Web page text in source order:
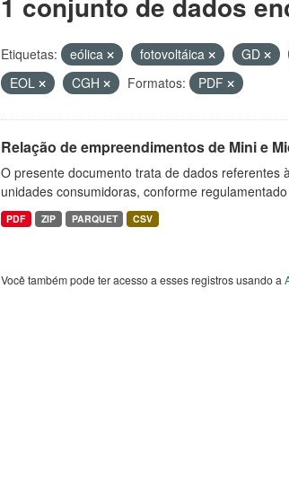
Etiquetas: eólica fotovoltáica GD
EOL
CGH Formatos: PDF
Relação de empreendimentos de Mini e
O presente documento trata de dados
unidades consumidoras, conforme
PDF ZIP PARQUET CSV
Você também pode ter acesso a esses registros usando a